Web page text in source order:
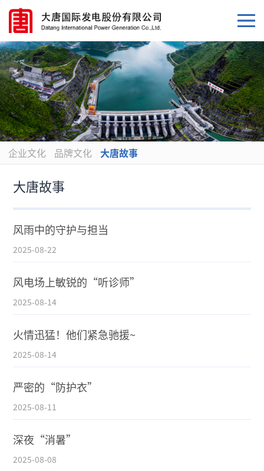
企业文化 品牌文化 大唐故事
大唐故事
风雨中的守护与担当
2025-08-22
风电场上敏锐的“听诊师”
2025-08-14
火情迅猛！他们紧急驰援~
2025-08-14
严密的“防护衣”
2025-08-11
深夜“消暑”
2025-08-08